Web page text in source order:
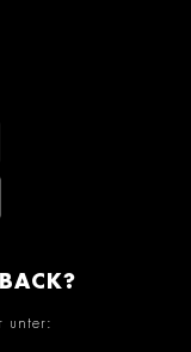
unter: